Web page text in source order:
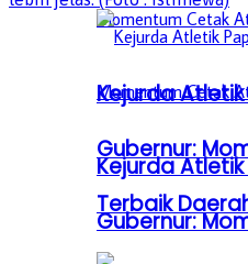
Kejurda
Gubernur:
Terbaik
Kejurda
Gubernur: